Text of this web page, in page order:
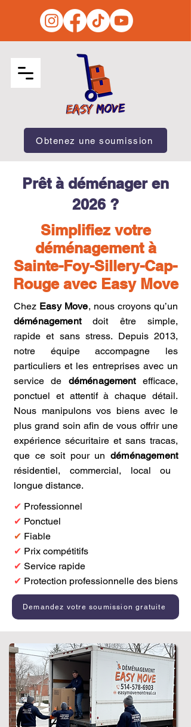
Obtenez une soumission
Prêt à déménager en
2026 ?
Simplifiez votre
déménagement à
Sainte-Foy-Sillery-Cap-
Rouge avec Easy Move
Chez Easy Move, nous croyons qu’un
déménagementdoit être simple,
rapide et sans stress. Depuis 2013,
notre équipe accompagne les
particuliers et les entreprises avec un
service de déménagementefficace,
ponctuel et attentif à chaque détail.
Nous manipulons vos biens avec le
plus grand soin afin de vous offrir une
expérience sécuritaire et sans tracas,
que ce soit pour undéménagement
résidentiel, commercial, local ou
longue distance.
✔ Professionnel
✔ Ponctuel
✔ Fiable
✔ Prix compétitifs
✔ Service rapide
✔ Protection professionnelle des biens
Demandez votre soumission gratuite